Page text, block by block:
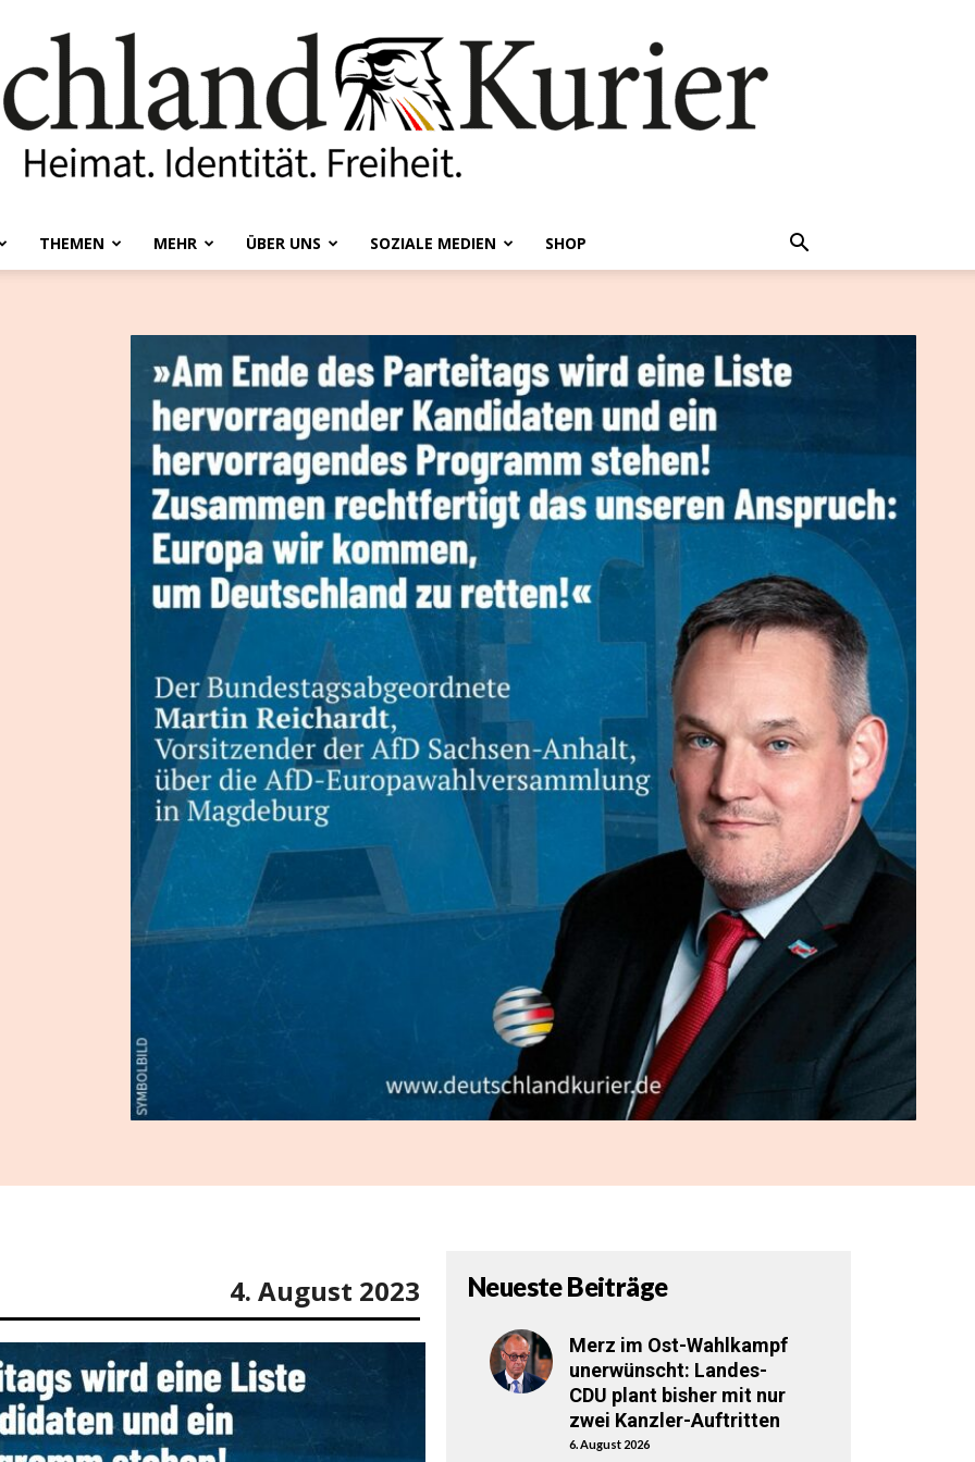
Kurier
THEMEN MEHR ÜBER UNS SOZIALE MEDIEN SHOP
4. August 2023 Neueste Beiträge
Merz im Ost-Wahlkampf
unerwünscht: Landes-
CDU plant bisher mit nur
zwei Kanzler-Auftritten
6. August 2026